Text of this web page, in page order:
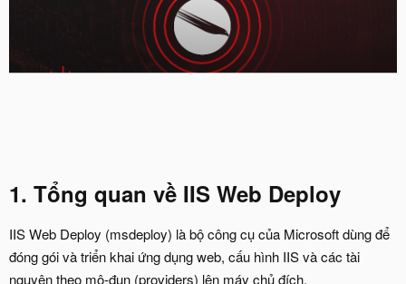
1. Tổng quan về IIS Web Deploy​
IIS Web Deploy (msdeploy) là bộ công cụ của Microsoft dùng để
đóng gói và triển khai ứng dụng web, cấu hình IIS và các tài
nguyên theo mô-đun (providers) lên máy chủ đích.